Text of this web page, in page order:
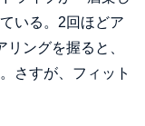
いる。2回ほどア
ングを握ると、
さすが、フィット